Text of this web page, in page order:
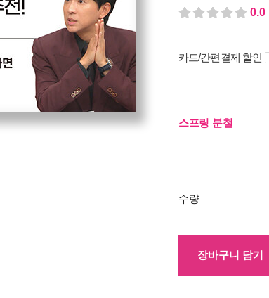
0.0
카드/간편결제 할인
스프링 분철
수량
장바구니 담기